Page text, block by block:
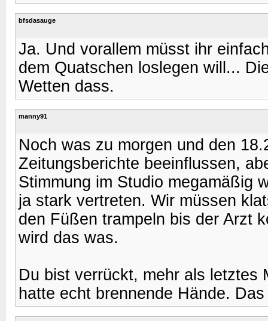
bfsdasauge
Ja. Und vorallem müsst ihr
dem Quatschen loslegen will...
Wetten dass.
manny91
Noch was zu morgen und den
Zeitungsberichte beeinflussen,
Stimmung im Studio megamäßig
ja stark vertreten. Wir müssen
den Füßen trampeln bis der Arzt
wird das was.
Du bist verrückt, mehr als letztes
hatte echt brennende Hände.